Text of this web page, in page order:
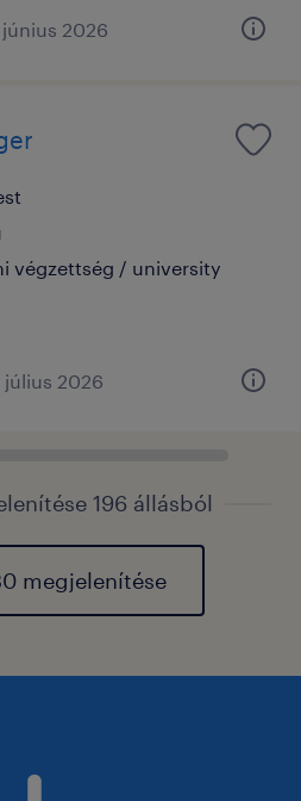
2026
végzettség / university
július 2026
196 állásból
megjelenítése